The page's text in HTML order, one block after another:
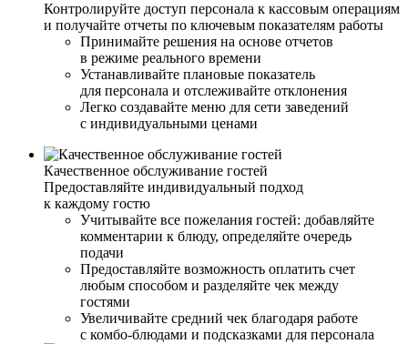
Контролируйте доступ персонала к кассовым операциям
и получайте отчеты по ключевым показателям работы
Принимайте решения на основе отчетов
в режиме реального времени
Устанавливайте плановые показатель
для персонала и отслеживайте отклонения
Легко создавайте меню для сети заведений
с индивидуальными ценами
Качественное обслуживание гостей
Предоставляйте индивидуальный подход
к каждому гостю
Учитывайте все пожелания гостей: добавляйте
комментарии к блюду, определяйте очередь
подачи
Предоставляйте возможность оплатить счет
любым способом и разделяйте чек между
гостями
Увеличивайте средний чек благодаря работе
с комбо-блюдами и подсказками для персонала